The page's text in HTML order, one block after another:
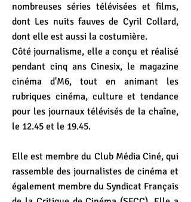
nombreuses séries télévisées et films,
dont Les nuits fauves de Cyril Collard,
dont elle est aussi la costumière.
Côté journalisme, elle a conçu et réalisé
pendant cinq ans Cinesix, le magazine
cinéma d'M6, tout en animant les
rubriques cinéma, culture et tendance
pour les journaux télévisés de la chaîne,
le 12.45 et le 19.45.
Elle est membre du Club Média Ciné, qui
rassemble des journalistes de cinéma et
également membre du Syndicat Français